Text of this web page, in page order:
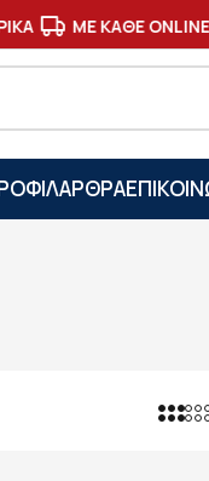
ΜΕ ΚΑΘΕ ONLINE
ΑΡΘΡΑ